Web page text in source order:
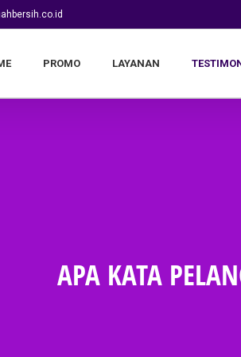
PROMO LAYANAN
APA KATA